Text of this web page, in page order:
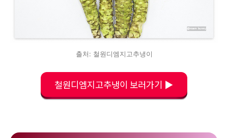
출처: 철원디엠지고추냉이
철원디엠지고추냉이 보러가기 ▶